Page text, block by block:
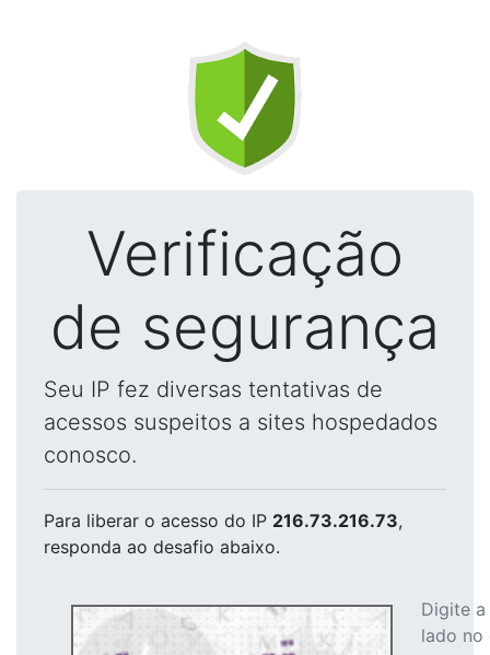
Verificação
de segurança
Seu IP fez diversas tentativas de
acessos suspeitos a sites hospedados
conosco.
Para liberar o acesso do IP 216.73.216.73,
responda ao desafio abaixo.
Digite
lado no